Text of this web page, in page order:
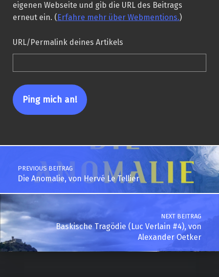
eigenen Webseite und gib die URL des Beitrags
erneut ein. (Erfahre mehr über Webmentions.)
URL/Permalink deines Artikels
Post navigation
PREVIOUS BEITRAG
Die Anomalie, von Hervé Le Tellier
NEXT BEITRAG
Baskische Tragödie (Luc Verlain #4), von
Alexander Oetker